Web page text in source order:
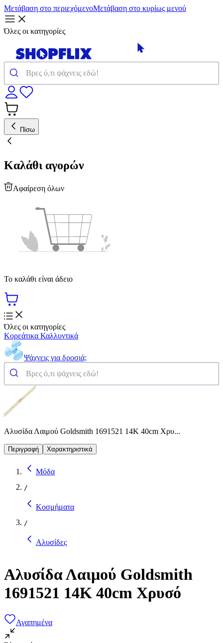
Μετάβαση στο περιεχόμενοΜετάβαση στο κυρίως μενού
Όλες οι κατηγορίες
Πίσω
Καλάθι αγορών
Αφαίρεση όλων
Το καλάθι είναι άδειο
Όλες οι κατηγορίες
Κορεάτικα Καλλυντικά
Ψάχνεις για δροσιά;
Αλυσίδα Λαιμού Goldsmith 1691521 14Κ 40cm Χρυ...
Περιγραφή Χαρακτηριστικά
Μόδα
/
Κοσμήματα
/
Αλυσίδες
Αλυσίδα Λαιμού Goldsmith
1691521 14Κ 40cm Χρυσό
Αγαπημένα